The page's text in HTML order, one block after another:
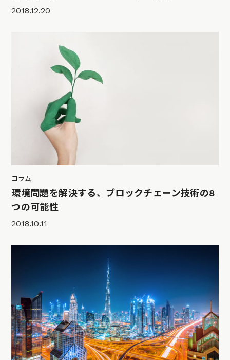
2018.12.20
コラム
環境問題を解決する、ブロックチェーン技術の8
つの可能性
2018.10.11